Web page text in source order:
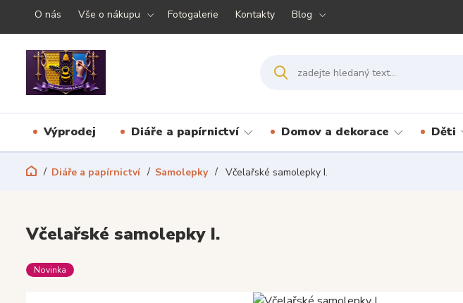
O nás Vše o nákupu Fotogalerie Kontakty Blog
Výprodej Diáře a papírnictví Domov a dekorace Děti
Diáře a papírnictví Samolepky Včelařské samolepky I.
Včelařské samolepky I.
Novinka